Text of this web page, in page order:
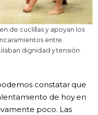
de cuclillas y apoyan los
entre
dignidad y tensión.
constatar que
de hoy en
poco. Las